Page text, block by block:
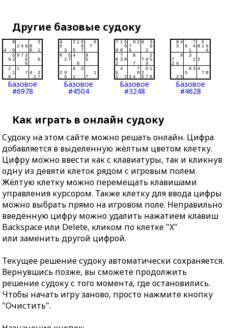
Другие базовые судоку
Базовое
#6978
Базовое
#4504
Базовое
#3248
Базовое
#4628
Как играть в онлайн судоку
Судоку на этом сайте можно решать онлайн. Цифра
добавляется в выделенную жёлтым цветом клетку.
Цифру можно ввести как с клавиатуры, так и кликнув
одну из девяти клеток рядом с игровым полем.
Жёлтую клетку можно перемещать клавишами
управления курсором. Также клетку для ввода цифры
можно выбрать прямо на игровом поле. Неправильно
введённую цифру можно удалить нажатием клавиш
Backspace или Delete, кликом по клетке "X"
или заменить другой цифрой.
Текущее решение судоку автоматически сохраняется.
Вернувшись позже, вы сможете продолжить
решение судоку с того момента, где остановились.
Чтобы начать игру заново, просто нажмите кнопку
"Очистить".